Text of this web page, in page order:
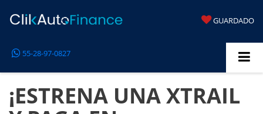
GUARDADO
55-28-97-0827
¡ESTRENA UNA XTRAIL